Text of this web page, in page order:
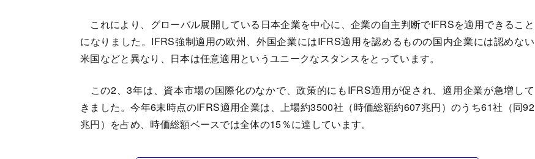
これにより、グローバル展開している日本企業を中心に、企業の自主判断でIFRSを適用できること
になりました。IFRS強制適用の欧州、外国企業にはIFRS適用を認めるものの国内企業には認めない
米国などと異なり、日本は任意適用というユニークなスタンスをとっています。
この2、3年は、資本市場の国際化のなかで、政策的にもIFRS適用が促され、適用企業が急増して
きました。今年6末時点のIFRS適用企業は、上場約3500社（時価総額約607兆円）のうち61社（同92
兆円）を占め、時価総額ベースでは全体の15％に達しています。